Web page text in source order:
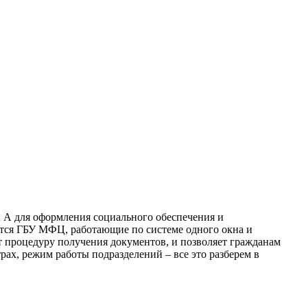
для оформления социального обеспечения и
ГБУ МФЦ, работающие по системе одного окна и
получения документов, и позволяет гражданам
режим работы подразделений – все это разберем в